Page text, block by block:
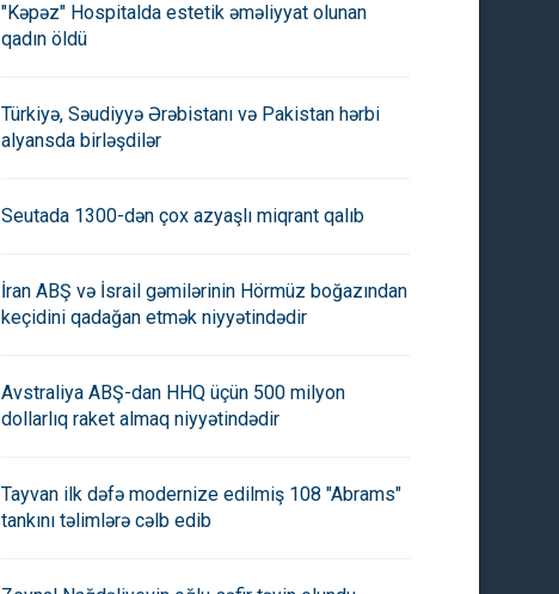
"Kəpəz" Hospitalda estetik əməliyyat olunan
qadın öldü
Türkiyə, Səudiyyə Ərəbistanı və Pakistan hərbi
alyansda birləşdilər
Seutada 1300-dən çox azyaşlı miqrant qalıb
İran ABŞ və İsrail gəmilərinin Hörmüz boğazından
keçidini qadağan etmək niyyətindədir
Avstraliya ABŞ-dan HHQ üçün 500 milyon
dollarlıq raket almaq niyyətindədir
Tayvan ilk dəfə modernize edilmiş 108 "Abrams"
tankını təlimlərə cəlb edib